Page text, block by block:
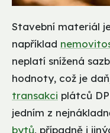
Stavební materiál
například
neplatí snížená
hodnoty, což je
transakci plátců
jedním z
bytů, případně i